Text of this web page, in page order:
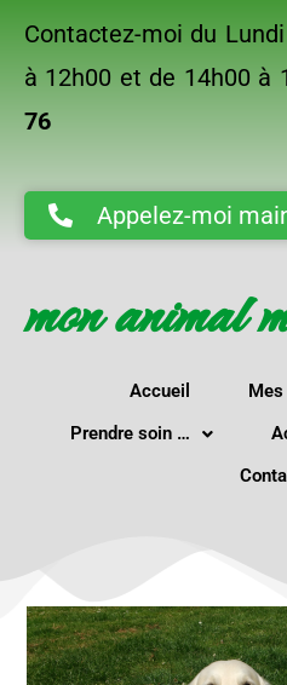
Contactez-moi du
à 12h00 et de 14h00 à
76
Appelez-moi
mon animal
Accueil
Prendre soin …